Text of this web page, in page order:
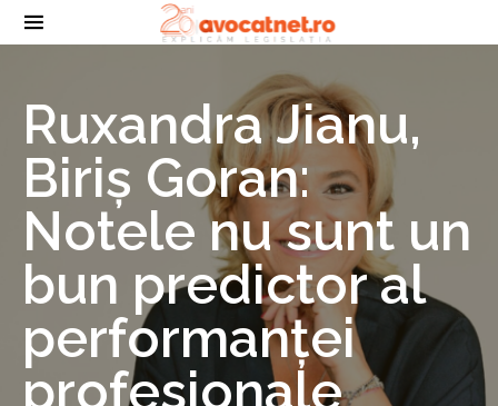
Ruxandra Jianu,
Biriș Goran:
Notele nu sunt un
bun predictor al
performanței
profesionale